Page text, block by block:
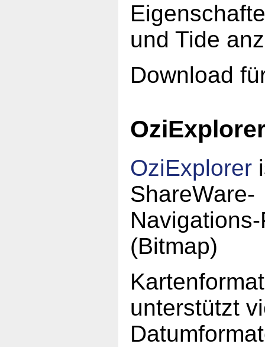
und Tide
Download
OziExplorer
ShareWare-
(Bitmap)
unterstützt